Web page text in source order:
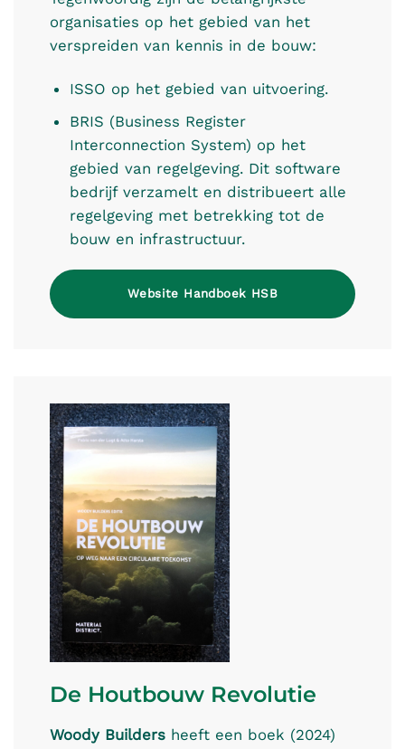
organisaties op het gebied van het
verspreiden van kennis in de bouw:
ISSO op het gebied van uitvoering.
BRIS (Business Register
Interconnection System) op het
gebied van regelgeving. Dit software
bedrijf verzamelt en distribueert alle
regelgeving met betrekking tot de
bouw en infrastructuur.
Website Handboek HSB
De Houtbouw Revolutie
Woody Builders heeft een boek (2024)